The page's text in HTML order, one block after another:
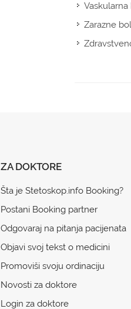
Vaskularna
Zarazne
ZA DOKTORE
Šta je Stetoskop.info Booking?
Postani Booking partner
Odgovaraj na pitanja pacijenata
Objavi svoj tekst o medicini
Promoviši svoju ordinaciju
Novosti za doktore
Login za doktore